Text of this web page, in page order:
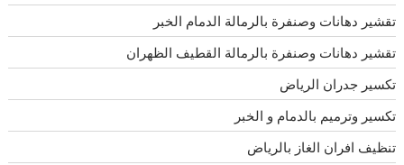
تقشير دهانات وصنفرة بالرمالة الدمام الخبر
تقشير دهانات وصنفرة بالرمالة القطيف الظهران
تكسير جدران الرياض
تكسير وترميم بالدمام و الخبر
تنظيف افران الغاز بالرياض